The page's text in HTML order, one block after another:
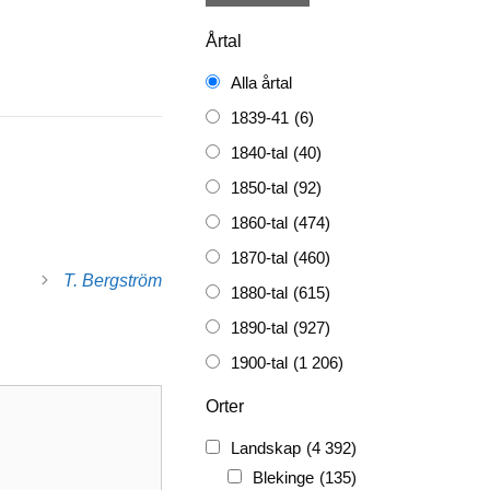
T. Bergström
Årtal
Alla årtal
1839-41 (6)
1840-tal (40)
1850-tal (92)
1860-tal (474)
1870-tal (460)
1880-tal (615)
1890-tal (927)
1900-tal (1 206)
FH
(338)
Orter
Landskap (4 392)
Blekinge (135)